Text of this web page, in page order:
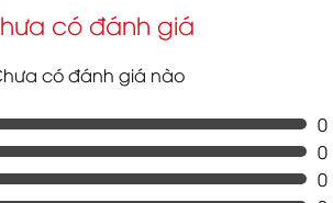
có đánh giá
có đánh giá nào
0
0
0